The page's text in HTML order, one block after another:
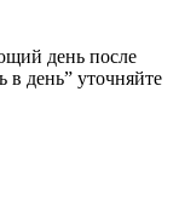
день после
в день” уточняйте